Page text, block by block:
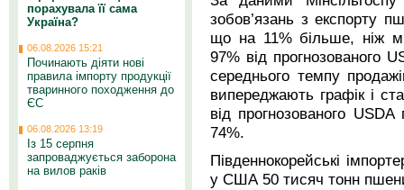
зобов’язань з експорту
що на 11% більше, ніж
97% від прогнозованого
середнього темпу
випереджають графік і
від прогнозованого
74%.
Південнокорейські
у США 50 тисяч тонн
порахувала її сама
Україна?
06.08.2026 15:21
Починають діяти нові
правила імпорту продукції
тваринного походження до
ЄС
06.08.2026 13:19
Із 15 серпня
запроваджується заборона
на вилов раків